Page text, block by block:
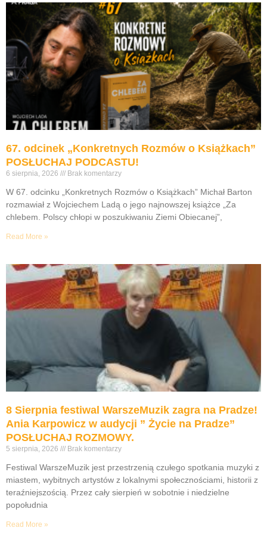
67. odcinek „Konkretnych Rozmów o Książkach”
POSŁUCHAJ PODCASTU!
6 sierpnia, 2026 Brak komentarzy
W 67. odcinku „Konkretnych Rozmów o Książkach” Michał Barton
rozmawiał z Wojciechem Ladą o jego najnowszej książce „Za
chlebem. Polscy chłopi w poszukiwaniu Ziemi Obiecanej”,
Read More »
8 Sierpnia festiwal WarszeMuzik zagra na Pradze!
Ania Karpowicz w audycji ” Życie na Pradze”
POSŁUCHAJ ROZMOWY.
5 sierpnia, 2026 Brak komentarzy
Festiwal WarszeMuzik jest przestrzenią czułego spotkania muzyki z
miastem, wybitnych artystów z lokalnymi społecznościami, historii z
teraźniejszością. Przez cały sierpień w sobotnie i niedzielne
popołudnia
Read More »